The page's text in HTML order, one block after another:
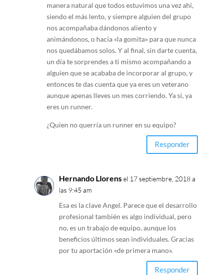
manera natural que todos estuvimos una vez ahí,
siendo el más lento, y siempre alguien del grupo
nos acompañaba dándonos aliento y
animándonos, o hacía «la gomita» para que nunca
nos quedábamos solos. Y al final, sin darte cuenta,
un día te sorprendes a ti mismo acompañando a
alguien que se acababa de incorporar al grupo, y
entonces te das cuenta que ya eres un veterano
aunque apenas lleves un mes corriendo. Ya sí, ya
eres un runner.
¿Quien no querría un runner en su equipo?
Responder
Hernando Llorensel 17 septiembre, 2018 a
las 9:45 am
Esa es la clave Angel. Parece que el desarrollo
profesional también es algo individual, pero
no, es un trabajo de equipo, aunque los
beneficios últimos sean individuales. Gracias
por tu aportación «de primera mano».
Responder